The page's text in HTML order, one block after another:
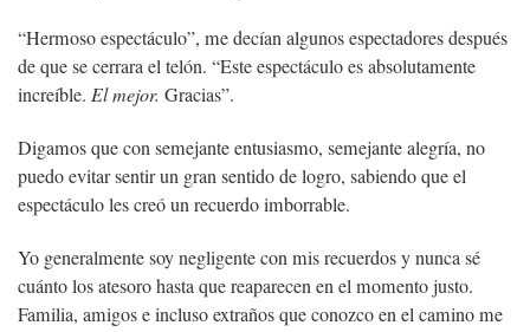
“Hermoso espectáculo”, me decían algunos espectadores después
de que se cerrara el telón. “Este espectáculo es absolutamente
increíble. El mejor. Gracias”.
Digamos que con semejante entusiasmo, semejante alegría, no
puedo evitar sentir un gran sentido de logro, sabiendo que el
espectáculo les creó un recuerdo imborrable.
Yo generalmente soy negligente con mis recuerdos y nunca sé
cuánto los atesoro hasta que reaparecen en el momento justo.
Familia, amigos e incluso extraños que conozco en el camino me